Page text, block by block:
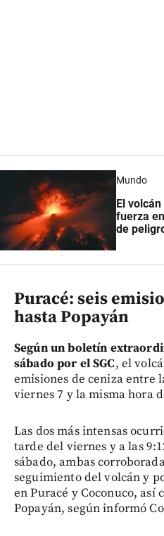
Mundo
El
fuerza
de
Puracé: seis
hasta Popayán
Según un boletín
sábado por el SGC, el
emisiones de ceniza entre
viernes 7 y la misma hora
Las dos más intensas
tarde del viernes y a las
sábado, ambas
seguimiento del volcán y
en Puracé y Coconuco, así
Popayán, según informó